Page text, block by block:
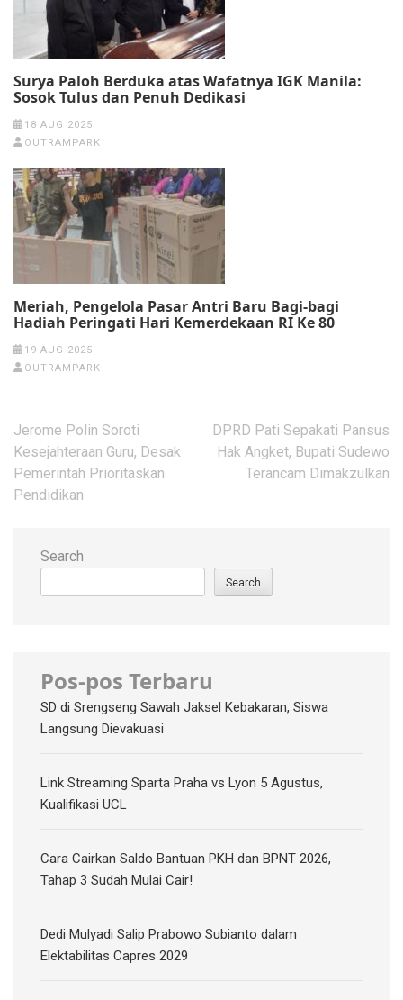
Surya Paloh Berduka atas Wafatnya IGK Manila:
Sosok Tulus dan Penuh Dedikasi
18 AUG 2025
OUTRAMPARK
Meriah, Pengelola Pasar Antri Baru Bagi-bagi
Hadiah Peringati Hari Kemerdekaan RI Ke 80
19 AUG 2025
OUTRAMPARK
Post
navigation
Jerome Polin Soroti
Kesejahteraan Guru, Desak
Pemerintah Prioritaskan
Pendidikan
DPRD Pati Sepakati Pansus
Hak Angket, Bupati Sudewo
Terancam Dimakzulkan
Search
Search
Pos-pos Terbaru
SD di Srengseng Sawah Jaksel Kebakaran, Siswa
Langsung Dievakuasi
Link Streaming Sparta Praha vs Lyon 5 Agustus,
Kualifikasi UCL
Cara Cairkan Saldo Bantuan PKH dan BPNT 2026,
Tahap 3 Sudah Mulai Cair!
Dedi Mulyadi Salip Prabowo Subianto dalam
Elektabilitas Capres 2029